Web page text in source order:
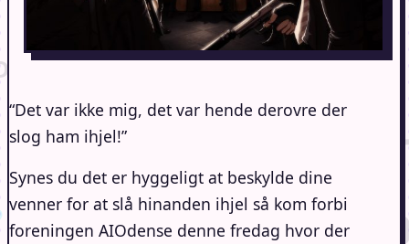
“Det var ikke mig, det var hende derovre der
slog ham ihjel!”
Synes du det er hyggeligt at beskylde dine
venner for at slå hinanden ihjel så kom forbi
foreningen AIOdense denne fredag hvor der